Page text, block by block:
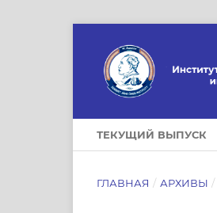
ТЕКУЩИЙ ВЫПУСК
ГЛАВНАЯ / АРХИВЫ /